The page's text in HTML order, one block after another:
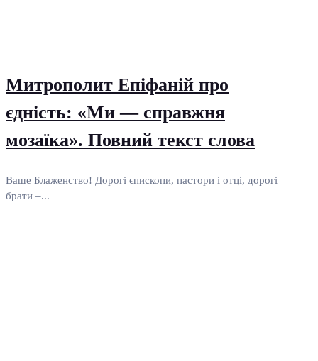
Митрополит Епіфаній про
єдність: «Ми — справжня
мозаїка». Повний текст слова
Ваше Блаженство! Дорогі єпископи, пастори і отці, дорогі
брати –...